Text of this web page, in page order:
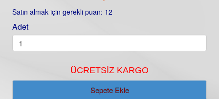
Satın almak için gerekli puan: 12
Adet
ÜCRETSIZ KARGO
Sepete Ekle